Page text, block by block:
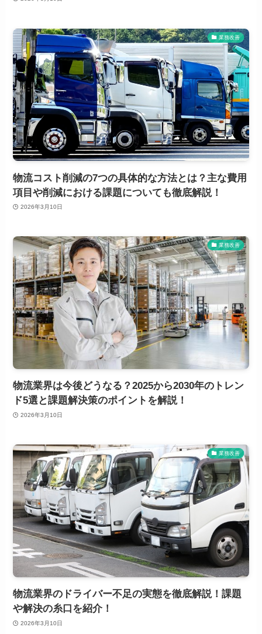
業務改善
物流コスト削減の7つの具体的な方法とは？主な費用
項目や削減における課題についても徹底解説！
2026年3月10日
業務改善
物流業界は今後どうなる？2025から2030年のトレン
ド5選と課題解決策のポイントを解説！
2026年3月10日
業務改善
物流業界のドライバー不足の実態を徹底解説！課題
や解決の糸口を紹介！
2026年3月10日